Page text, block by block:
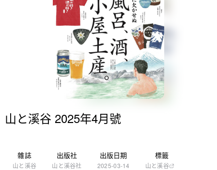
山と溪谷 2025年4月號
雜誌
山と溪谷
出版社
山と溪谷社
出版日期
2025-03-14
標籤
山と溪谷